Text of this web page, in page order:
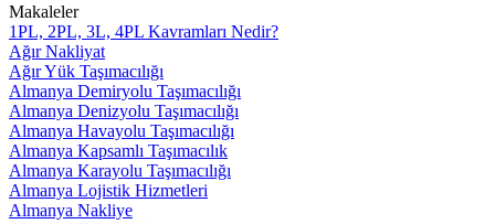
Makaleler
1PL, 2PL, 3L, 4PL Kavramları Nedir?
Ağır Nakliyat
Ağır Yük Taşımacılığı
Almanya Demiryolu Taşımacılığı
Almanya Denizyolu Taşımacılığı
Almanya Havayolu Taşımacılığı
Almanya Kapsamlı Taşımacılık
Almanya Karayolu Taşımacılığı
Almanya Lojistik Hizmetleri
Almanya Nakliye